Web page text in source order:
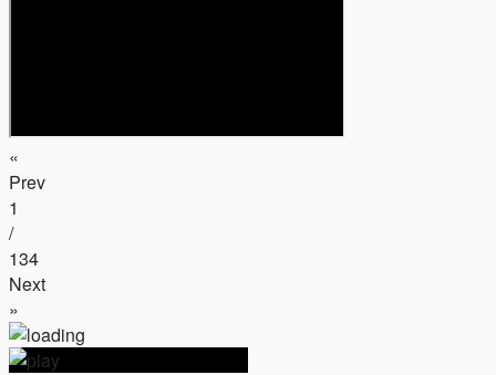
«
Prev
1
/
134
Next
»